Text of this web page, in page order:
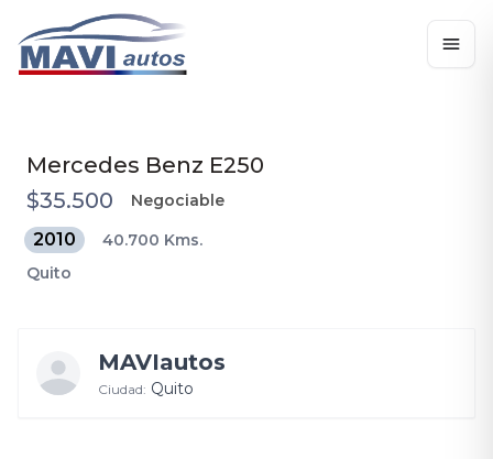
Mercedes Benz E250
$35.500
Negociable
2010
40.700 Kms.
Quito
MAVIautos
Ciudad: Quito